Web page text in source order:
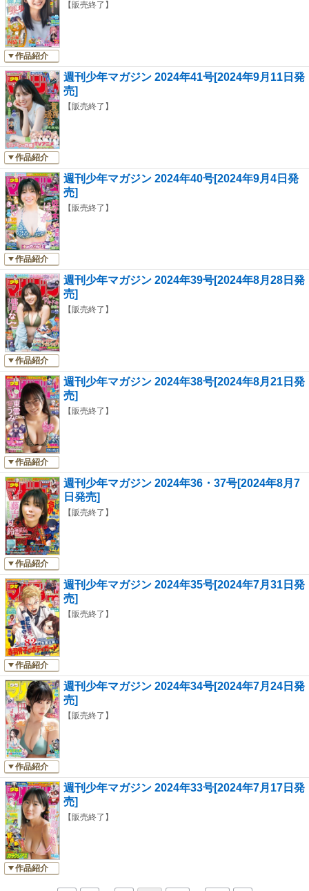
作品紹介
【販売終了】
作品紹介
週刊少年マガジン 2024年41号[2024年9月11日発
売]
【販売終了】
作品紹介
週刊少年マガジン 2024年40号[2024年9月4日発
売]
【販売終了】
作品紹介
週刊少年マガジン 2024年39号[2024年8月28日発
売]
【販売終了】
作品紹介
週刊少年マガジン 2024年38号[2024年8月21日発
売]
【販売終了】
作品紹介
週刊少年マガジン 2024年36・37号[2024年8月7
日発売]
【販売終了】
作品紹介
週刊少年マガジン 2024年35号[2024年7月31日発
売]
【販売終了】
作品紹介
週刊少年マガジン 2024年34号[2024年7月24日発
売]
【販売終了】
作品紹介
週刊少年マガジン 2024年33号[2024年7月17日発
売]
【販売終了】